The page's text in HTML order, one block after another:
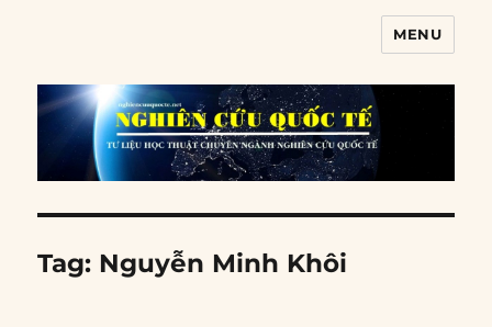
MENU
Tag: Nguyễn Minh Khôi